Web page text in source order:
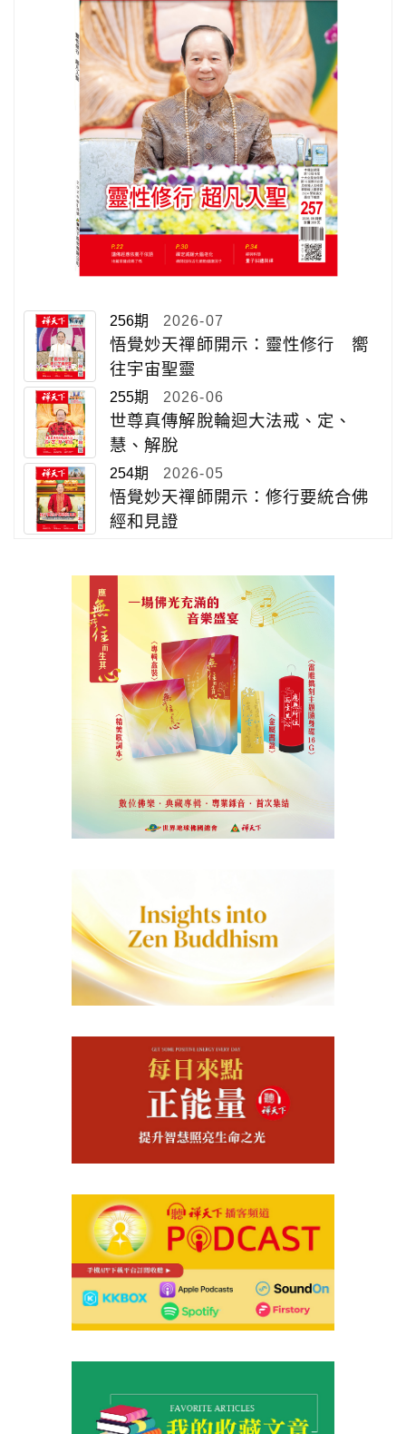
256期 2026-07
悟覺妙天禪師開示：靈性修行 嚮
往宇宙聖靈
255期 2026-06
世尊真傳解脫輪迴大法戒、定、
慧、解脫
254期 2026-05
悟覺妙天禪師開示：修行要統合佛
經和見證